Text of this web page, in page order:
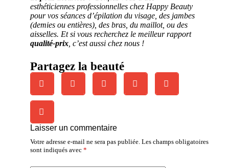
esthéticiennes professionnelles chez Happy Beauty
pour vos séances d’épilation du visage, des jambes
(demies ou entières), des bras, du maillot, ou des
aisselles. Et si vous recherchez le meilleur rapport
qualité-prix, c’est aussi chez nous !
Partagez la beauté
Laisser un commentaire
Votre adresse e-mail ne sera pas publiée. Les champs obligatoires
sont indiqués avec *